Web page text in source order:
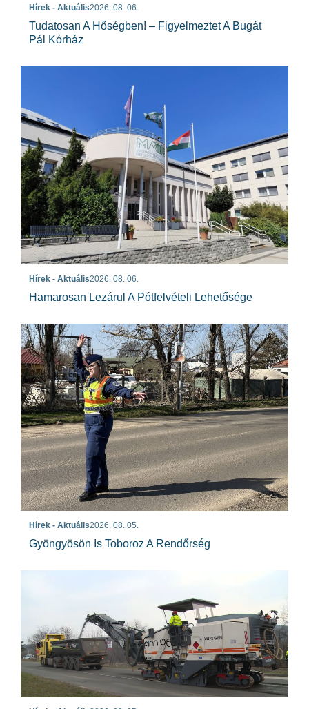
Hírek - Aktuális2026. 08. 06.
Tudatosan A Hőségben! – Figyelmeztet A Bugát
Pál Kórház
Hírek - Aktuális2026. 08. 06.
Hamarosan Lezárul A Pótfelvételi Lehetősége
Hírek - Aktuális2026. 08. 05.
Gyöngyösön Is Toboroz A Rendőrség